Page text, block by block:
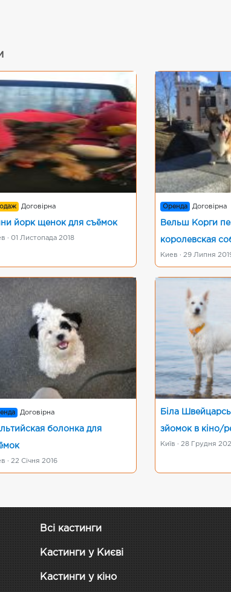
Договірна
йорк щенок для съёмок
· 01 Листопада 2018
Оренда Договірна
Вельш Корги
королевская
Киев · 29 Липня
Договірна
болонка для
· 22 Січня 2016
Біла
зйомок в кіно/
Київ · 28 Грудня
Всі кастинги
Кастинги у Києві
Кастинги у кіно